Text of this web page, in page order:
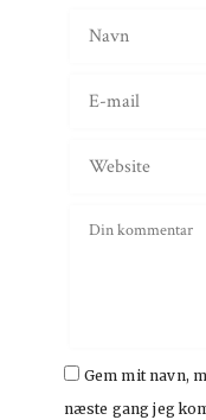
Gem mit navn,
næste gang jeg